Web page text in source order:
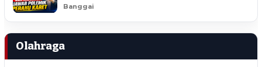
Banggai
Olahraga